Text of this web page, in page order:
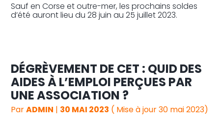
Sauf en Corse et outre-mer, les prochains soldes
d’été auront lieu du 28 juin au 25 juillet 2023.
DÉGRÈVEMENT DE CET : QUID DES
AIDES À L’EMPLOI PERÇUES PAR
UNE ASSOCIATION ?
ParADMIN | 30 MAI 2023 ( Mise à jour 30 mai 2023)